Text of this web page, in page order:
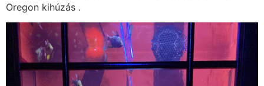
Oregon kihúzás .